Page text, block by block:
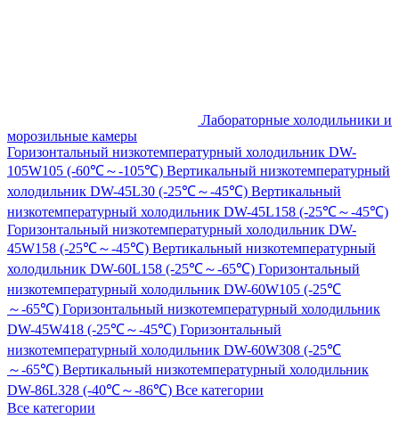
Лабораторные холодильники и
морозильные камеры
Горизонтальный низкотемпературный холодильник DW-
105W105 (-60℃～-105℃) Вертикальный низкотемпературный
холодильник DW-45L30 (-25℃～-45℃) Вертикальный
низкотемпературный холодильник DW-45L158 (-25℃～-45℃)
Горизонтальный низкотемпературный холодильник DW-
45W158 (-25℃～-45℃) Вертикальный низкотемпературный
холодильник DW-60L158 (-25℃～-65℃) Горизонтальный
низкотемпературный холодильник DW-60W105 (-25℃
～-65℃) Горизонтальный низкотемпературный холодильник
DW-45W418 (-25℃～-45℃) Горизонтальный
низкотемпературный холодильник DW-60W308 (-25℃
～-65℃) Вертикальный низкотемпературный холодильник
DW-86L328 (-40℃～-86℃) Все категории
Все категории